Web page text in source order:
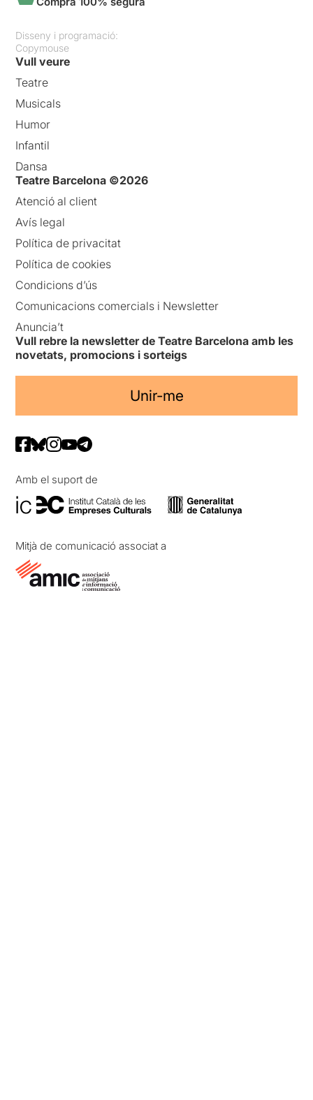
Disseny i programació:
Copymouse
Vull veure
Teatre
Musicals
Humor
Infantil
Dansa
Teatre Barcelona ©2026
Atenció al client
Avís legal
Política de privacitat
Política de cookies
Condicions d’ús
Comunicacions comercials i Newsletter
Anuncia’t
Vull rebre la newsletter de Teatre Barcelona amb les
novetats, promocions i sorteigs
Unir-me
Amb el suport de
Mitjà de comunicació associat a